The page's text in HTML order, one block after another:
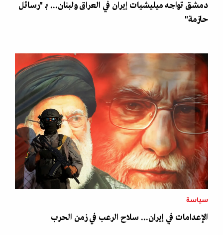
دمشق تواجه ميليشيات إيران في العراق ولبنان... بـ "رسائل
حازمة"
سياسة
الإعدامات في إيران... سلاح الرعب في زمن الحرب